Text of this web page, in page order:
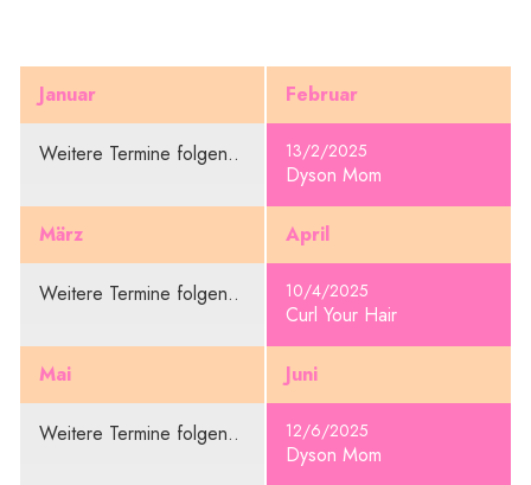
Januar
Weitere Termine folgen..
Februar
13/2/2025
Dyson Mom
März
Weitere Termine folgen..
April
10/4/2025
Curl Your Hair
Mai
Weitere Termine folgen..
Juni
12/6/2025
Dyson Mom